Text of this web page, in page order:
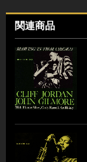
関連商品